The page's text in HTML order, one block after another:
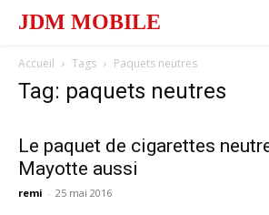
JDM MOBILE
Accueil Tags Paquets neutres
Tag: paquets neutres
Le paquet de cigarettes
Mayotte aussi
remi - 25 mai 2016